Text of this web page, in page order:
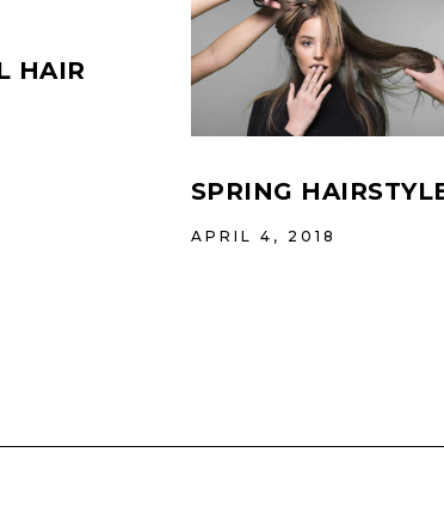
HAIR
SPRING
APRIL 4, 2018